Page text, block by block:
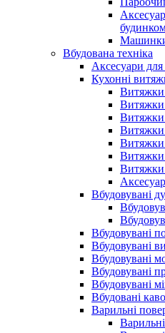
Машинки
Вбудована техніка
Аксесуари для
Кухонні
Витяжки
Витяжки
Витяжки
Витяжки
Витяжки
Витяжки
Витяжки
Вбудовувані
Вбудовувані
Вбудовувані
Вбудовувані
Вбудовувані
Вбудовувані
Вбудовані
Варильні